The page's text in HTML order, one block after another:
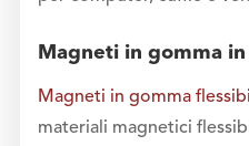
Magneti in gomma
Magneti in gomma
materiali magnetici